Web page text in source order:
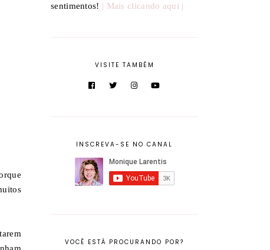
sentimentos! | Mais clicando aqui |
VISITE TAMBÉM
INSCREVA-SE NO CANAL
VOCÊ ESTÁ PROCURANDO POR?